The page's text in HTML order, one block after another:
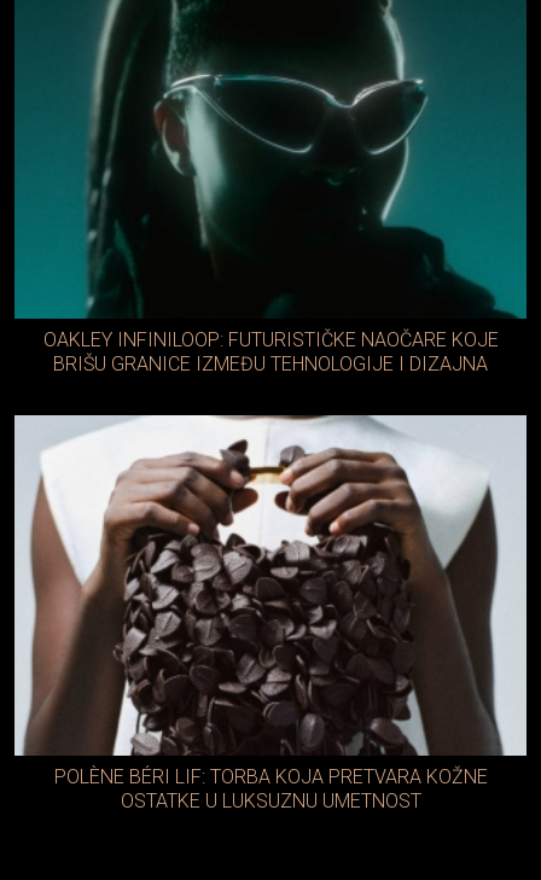
OAKLEY INFINILOOP: FUTURISTIČKE NAOČARE KOJE
BRIŠU GRANICE IZMEĐU TEHNOLOGIJE I DIZAJNA
POLÈNE BÉRI LIF: TORBA KOJA PRETVARA KOŽNE
OSTATKE U LUKSUZNU UMETNOST